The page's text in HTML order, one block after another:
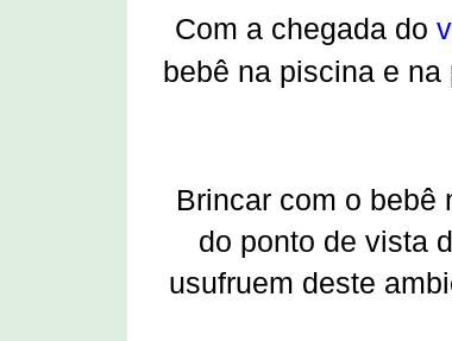
Com a chegada do
bebê na piscina e
Brincar com o bebê
do ponto de vista
usufruem deste